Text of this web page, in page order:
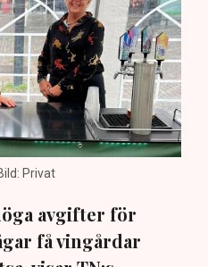
Privat
avgifter för
få vingårdar